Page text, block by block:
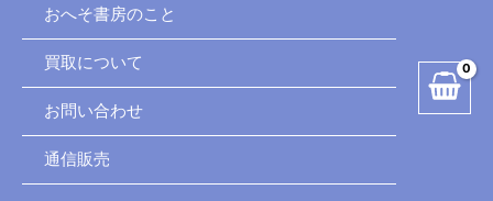
おへそ書房のこと
買取について
お問い合わせ
通信販売
本
３